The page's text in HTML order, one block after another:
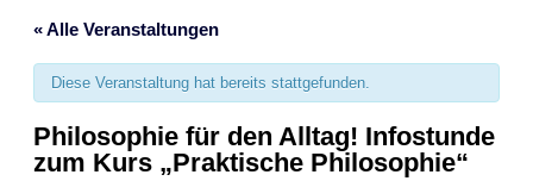
« Alle Veranstaltungen
Diese Veranstaltung hat bereits stattgefunden.
Philosophie für den Alltag! Infostunde
zum Kurs „Praktische Philosophie“